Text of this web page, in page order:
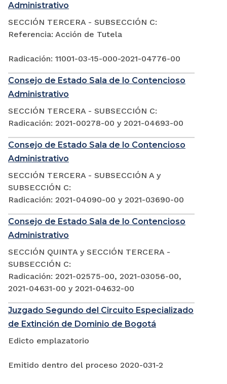
Administrativo
SECCIÓN TERCERA - SUBSECCIÓN C:
Referencia: Acción de Tutela
Radicación: 11001-03-15-000-2021-04776-00
Consejo de Estado Sala de lo Contencioso
Administrativo
SECCIÓN TERCERA - SUBSECCIÓN C:
Radicación: 2021-00278-00 y 2021-04693-00
Consejo de Estado Sala de lo Contencioso
Administrativo
SECCIÓN TERCERA - SUBSECCIÓN A y
SUBSECCIÓN C:
Radicación: 2021-04090-00 y 2021-03690-00
Consejo de Estado Sala de lo Contencioso
Administrativo
SECCIÓN QUINTA y SECCIÓN TERCERA -
SUBSECCIÓN C:
Radicación: 2021-02575-00, 2021-03056-00,
2021-04631-00 y 2021-04632-00
Juzgado Segundo del Circuito Especializado
de Extinción de Dominio de Bogotá
Edicto emplazatorio
Emitido dentro del proceso 2020-031-2